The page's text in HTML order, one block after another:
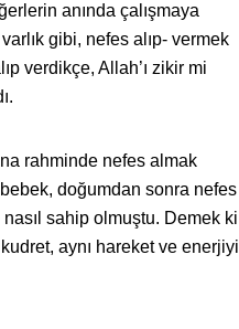
anında çalışmaya
gibi, nefes alıp- vermek
verdikçe, Allah’ı zikir mi
rahminde nefes almak
doğumdan sonra nefes
sahip olmuştu. Demek ki
aynı hareket ve enerjiyi